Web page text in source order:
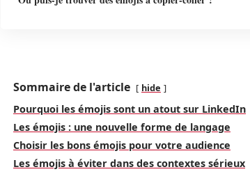
Sommaire de l'article hide
Pourquoi les émojis sont un atout sur LinkedIn
Les émojis : une nouvelle forme de langage
Choisir les bons émojis pour votre audience
Les émojis à éviter dans des contextes sérieux